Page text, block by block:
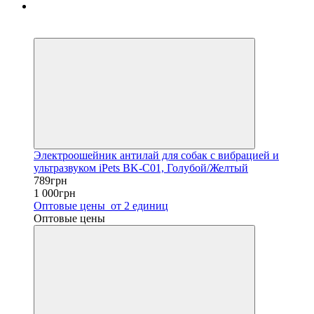
Электроошейник антилай для собак с вибрацией и
ультразвуком iPets BK-C01, Голубой/Желтый
789грн
1 000грн
Оптовые цены от 2 единиц
Оптовые цены